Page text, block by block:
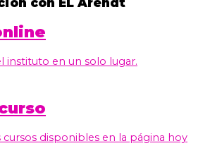
instituto en un solo lugar.
cursos disponibles en la página hoy